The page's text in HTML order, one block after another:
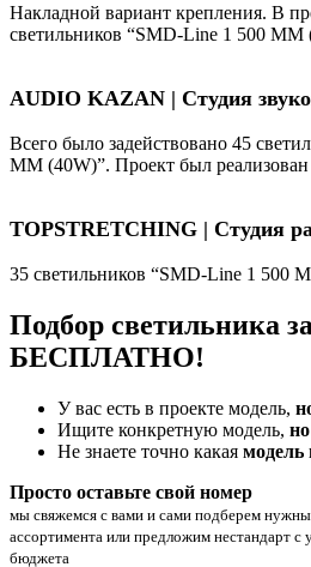
Накладной вариант крепления. В
светильников “SMD-Line 1 500 ММ
AUDIO KAZAN | Студия
Всего было задействовано 45
ММ (40W)”. Проект был реализован
TOPSTRETCHING | Студия
35 светильников “SMD-Line 1 500
Подбор светильника
БЕСПЛАТНО!
У вас есть в проекте модель,
Ищите конкретную модель,
Не знаете точно какая модель
Просто оставьте свой номер
мы свяжемся с вами и сами подберем
ассортимента или предложим нестандарт
бюджета